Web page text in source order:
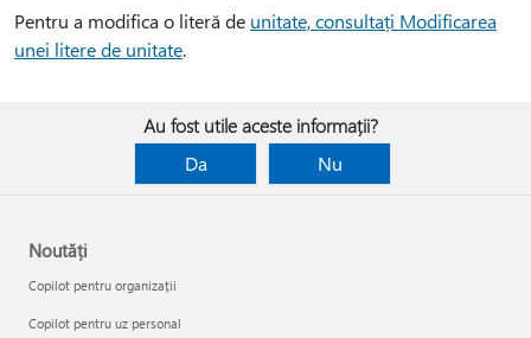
Pentru a modifica o literă de unitate, consultați Modificarea
unei litere de unitate.
Au fost utile aceste informații?
Da
Nu
Noutăți
Copilot pentru organizații
Copilot pentru uz personal